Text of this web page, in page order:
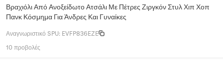
Βραχιόλι Από Ανοξείδωτο Ατσάλι Με Πέτρες Ζιργκόν Στυλ Χιπ Χοπ
Πανκ Κόσμημα Για Άνδρες Και Γυναίκες
Αναγνωριστικό SPU: EVFP836EZE
10 προβολές